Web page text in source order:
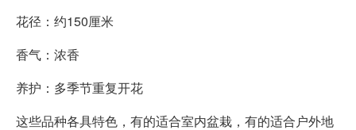
花径：约150厘米
香气：浓香
养护：多季节重复开花
这些品种各具特色，有的适合室内盆栽，有的适合户外地